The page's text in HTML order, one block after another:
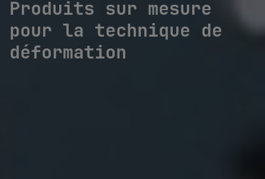
Produits sur mesure
pour la technique de
déformation